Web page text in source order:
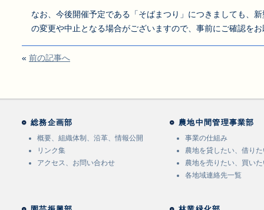
なお、今後開催予定である「そばまつり」につきましても、
の変更や中止となる場合がございますので、事前にご確認を
« 前の記事へ
総務企画部
概要、組織体制、沿革、情報公開
リンク集
アクセス、お問い合わせ
農地中間管理事業部
事業の仕組み
農地を貸したい、借り
農地を売りたい、買い
各地域連絡先一覧